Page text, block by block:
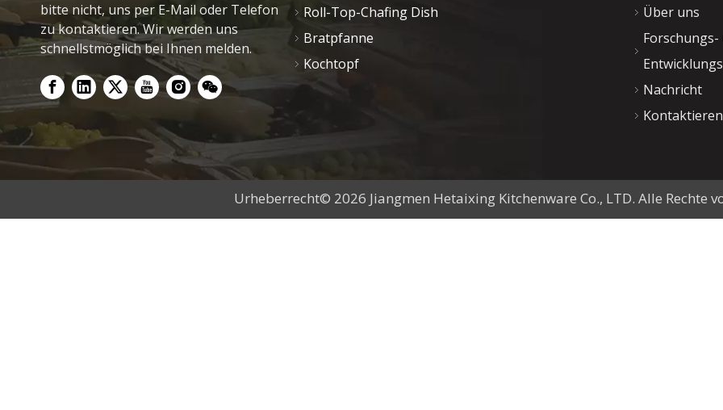
bitte nicht, uns per E-Mail oder Telefon
zu kontaktieren. Wir werden uns
schnellstmöglich bei Ihnen melden.
Roll-Top-Chafing Dish
Bratpfanne
Kochtopf
Über uns
Forschungs-
Nachricht
Urheberrecht© 2026 Jiangmen Hetaixing Kitchenware Co., LTD. Alle Rechte